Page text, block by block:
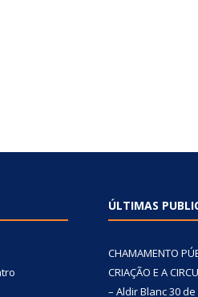
ÚLTIMAS
CHAMAMENTO
CRIAÇÃO E A
– Aldir Blanc30